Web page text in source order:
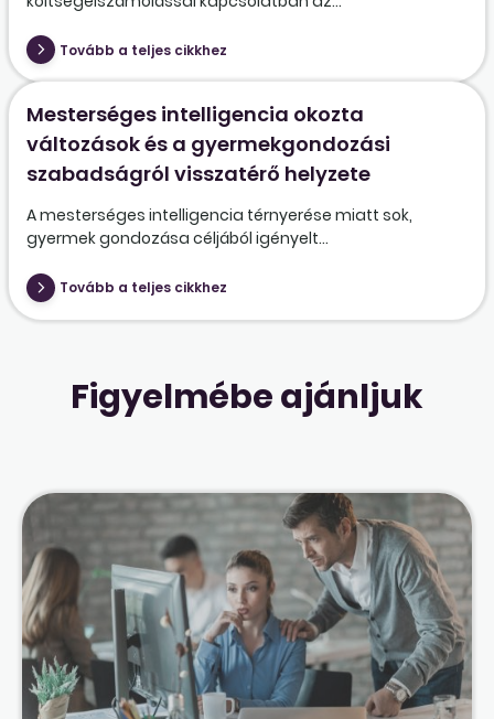
Tovább a teljes cikkhez
Mesterséges intelligencia okozta
változások és a gyermekgondozási
szabadságról visszatérő helyzete
A mesterséges intelligencia térnyerése miatt sok,
gyermek gondozása céljából igényelt...
Tovább a teljes cikkhez
Figyelmébe ajánljuk